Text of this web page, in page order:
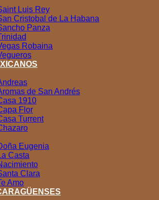
Luis Rey
Cristobal de La Habana
Panza
Robaina
de San Andrés
1910
Flor
Turrent
Eugenia
Casta
Clara
Amo